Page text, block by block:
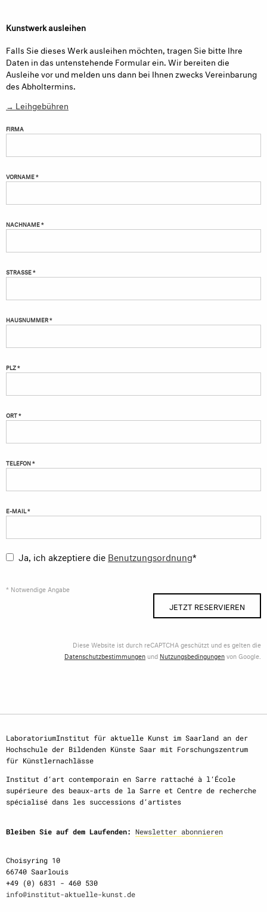
Kunstwerk ausleihen
Falls Sie dieses Werk ausleihen möchten, tragen Sie bitte Ihre
Daten in das untenstehende Formular ein. Wir bereiten die
Ausleihe vor und melden uns dann bei Ihnen zwecks Vereinbarung
des Abholtermins.
→ Leihgebühren
FIRMA
VORNAME *
NACHNAME *
STRASSE *
HAUSNUMMER *
PLZ *
ORT *
TELEFON *
E-MAIL *
Ja, ich akzeptiere die Benutzungsordnung*
* Notwendige Angabe
JETZT RESERVIEREN
Diese Website ist durch reCAPTCHA geschützt und es gelten die
Datenschutzbestimmungen und Nutzungsbedingungenvon Google.
LaboratoriumInstitut für aktuelle Kunst im Saarland an der
Hochschule der Bildenden Künste Saar mit Forschungszentrum
für Künstlernachlässe
Institut d‘art contemporain en Sarre rattaché à l‘École
supérieure des beaux-arts de la Sarre et Centre de recherche
spécialisé dans les successions d‘artistes
Bleiben Sie auf dem Laufenden: Newsletter abonnieren
Choisyring 10
66740 Saarlouis
+49 (0) 6831 - 460 530
info@institut-aktuelle-kunst.de